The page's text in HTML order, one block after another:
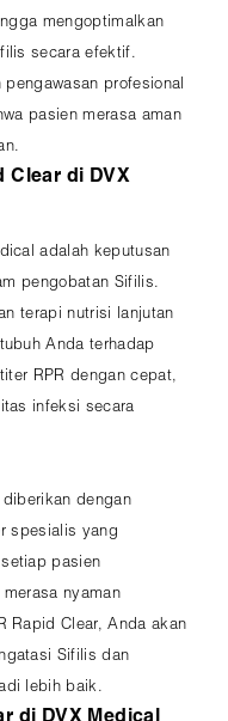
mengoptimalkan
secara efektif.
profesional
pasien merasa aman
Clear di DVX
adalah keputusan
pengobatan Sifilis.
terapi nutrisi lanjutan
Anda terhadap
RPR dengan cepat,
infeksi secara
dengan
spesialis yang
pasien
nyaman
Rapid Clear, Anda akan
Sifilis dan
lebih baik.